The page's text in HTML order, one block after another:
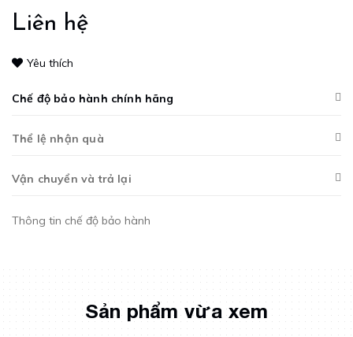
Liên hệ
Yêu thích
Chế độ bảo hành chính hãng
Thể lệ nhận quà
Vận chuyển và trả lại
Thông tin chế độ bảo hành
Sản phẩm vừa xem